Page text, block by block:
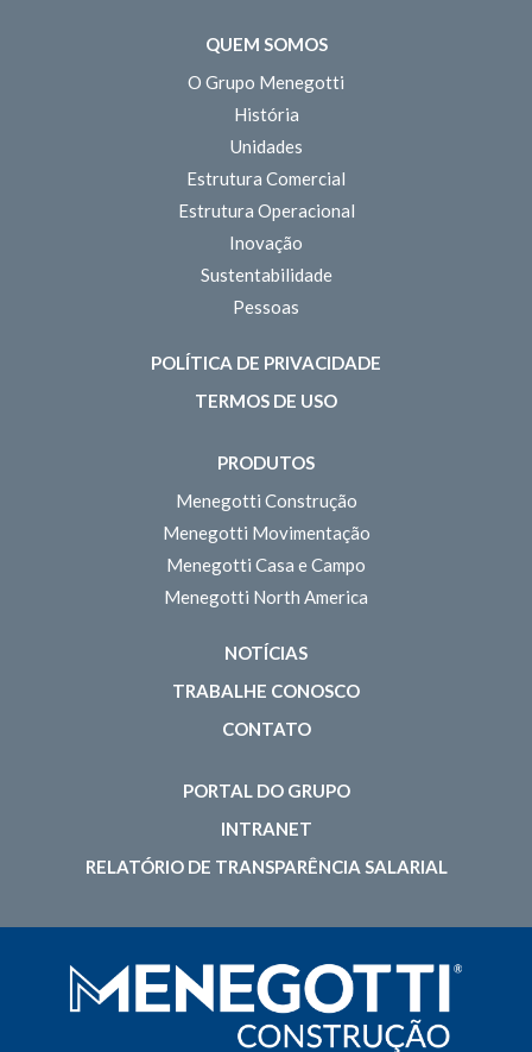
QUEM SOMOS
O Grupo Menegotti
História
Unidades
Estrutura Comercial
Estrutura Operacional
Inovação
Sustentabilidade
Pessoas
POLÍTICA DE PRIVACIDADE
TERMOS DE USO
PRODUTOS
Menegotti Construção
Menegotti Movimentação
Menegotti Casa e Campo
Menegotti North America
NOTÍCIAS
TRABALHE CONOSCO
CONTATO
PORTAL DO GRUPO
INTRANET
RELATÓRIO DE TRANSPARÊNCIA SALARIAL